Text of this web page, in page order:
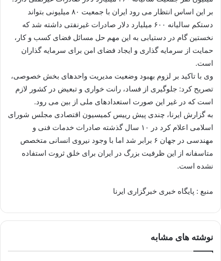
بر این اساس انتظار می رود ایران با جمعیت ۸۰ میلیونی بتواند
دستکم سالیانه ۶۰۰ میلیارد دلار صادرات غیرنفتی داشته شد که
نخستین گام در دستیابی به این مهم حل مسائل فضای کسب و کار،
حمایت از سرمایه گذاری و ایجاد فضای امن برای سرمایه گذاران
است.
وی با تاکید بر لزوم بهبود وضعیت مدیریت واحدهای بخش خصوصی،
تصریح کرد: جلوگیری از فساد، رانت خواری و تبعیض در کشور لازم
است که در غیر این صورت استعدادهای ملی از بین می رود.
به گزارش ایرنا، چندی پیش رییس کمیسیون اقتصادی مجلس شورای
اسلامی اعلام کرد در ۱۰ سال گذشته صادرات خدمات فنی و
مهندسی در جهان ۶ برابر شد اما با وجود نیروی انسانی متخصص
متاسفانه از این ظرفیت بزرگ در ایران برای خلق ثروت استفاده
نشده است.
منبع : پایگاه خبری خبرگزاری ایرنا
نوشته های مشابه